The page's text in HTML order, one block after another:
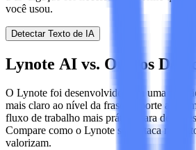
você usou.
Detectar Texto de IA
Lynote AI vs. Outros
O Lynote foi desenvolvido para uma
mais claro ao nível da frase, suporte a
fluxo de trabalho mais prático para
Compare como o Lynote se destaca nos
valorizam.